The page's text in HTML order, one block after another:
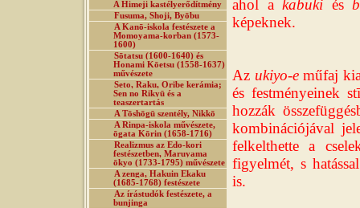
A Himeji kastélyerődítmény
Fusuma, Shoji, Byōbu
A Kanō-iskola festészete a
Momoyama-korban (1573-
1600)
Sōtatsu (1600-1640) és
Honami Kōetsu (1558-1637)
művészete
Seto, Raku, Oribe kerámia;
Sen no Rikyū és a
teaszertartás
A Tōshōgū szentély, Nikkō
A Rinpa-iskola művészete,
ōgata Kōrin (1658-1716)
Realizmus az Edo-kori
festészetben, Maruyama
ōkyo (1733-1795) művészete
A zenga, Hakuin Ekaku
(1685-1768) festészete
Az írástudók festészete, a
bunjinga
ahol akabuki és
képeknek.
Az ukiyo-eműfaj
és festményeinek
hozzák
kombinációjával
felkelthette a
figyelmét, s
is.